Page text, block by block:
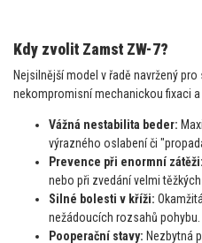
Kdy zvolit Zamst ZW-7?
Nejsilnější model v řadě navržený
nekompromisní mechanickou fixaci
Vážná nestabilita beder:
výrazného oslabení či
Prevence při enormní zátěži:
nebo při zvedání velmi
Silné bolesti v kříži:
nežádoucích rozsahů pohybu.
Pooperační stavy: Nezbytná